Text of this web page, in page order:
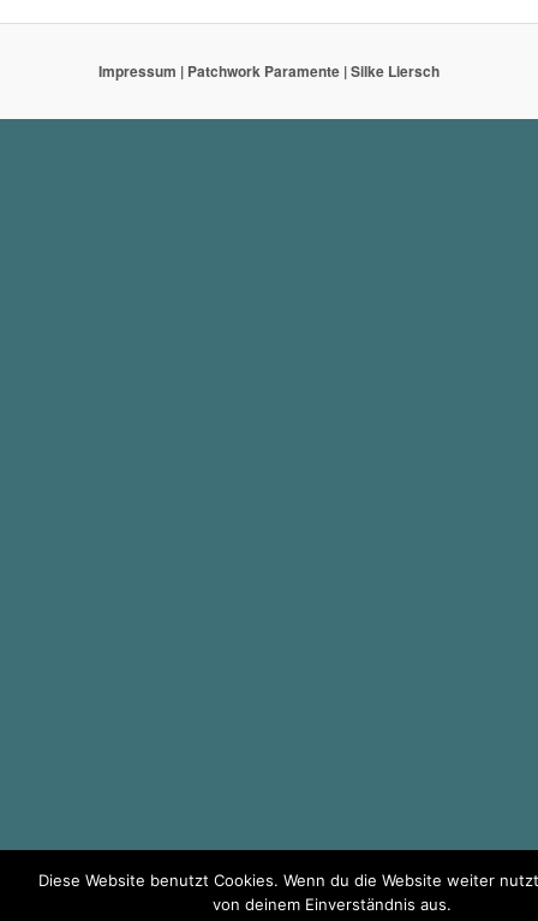
Impressum | Patchwork Paramente | Silke Liersch
Diese Website benutzt Cookies. Wenn du die Website weiter
von deinem Einverständnis aus.